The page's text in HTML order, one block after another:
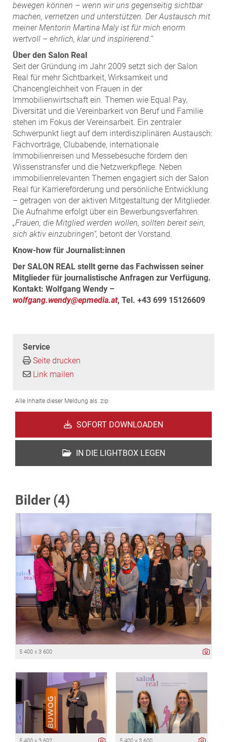
bewegen können – wenn wir uns gegenseitig sichtbar
machen, vernetzen und unterstützen. Der Austausch mit
meiner Mentorin Martina Maly ist für mich enorm
wertvoll – ehrlich, klar und inspirierend.“
Über den Salon Real
Seit der Gründung im Jahr 2009 setzt sich der Salon
Real für mehr Sichtbarkeit, Wirksamkeit und
Chancengleichheit von Frauen in der
Immobilienwirtschaft ein. Themen wie Equal Pay,
Diversität und die Vereinbarkeit von Beruf und Familie
stehen im Fokus der Vereinsarbeit. Ein zentraler
Schwerpunkt liegt auf dem interdisziplinären Austausch:
Fachvorträge, Clubabende, internationale
Immobilienreisen und Messebesuche fördern den
Wissenstransfer und die Netzwerkpflege. Neben
immobilienrelevanten Themen engagiert sich der Salon
Real für Karriereförderung und persönliche Entwicklung
– getragen von der aktiven Mitgestaltung der Mitglieder.
Die Aufnahme erfolgt über ein Bewerbungsverfahren.
„Frauen, die Mitglied werden wollen, sollten bereit sein,
sich aktiv einzubringen“, betont der Vorstand.
Know-how für Journalist:innen
Der SALON REAL stellt gerne das Fachwissen seiner
Mitglieder für journalistische Anfragen zur Verfügung.
Kontakt: Wolfgang Wendy –
wolfgang.wendy@epmedia.at, Tel. +43 699 15126609
Service
Seite drucken
Link mailen
Alle Inhalte dieser Meldung als .zip:
SOFORT DOWNLOADEN
IN DIE LIGHTBOX LEGEN
Bilder (4)
5 400 x 3 600
5 400 x 3 602 5 400 x 3 600